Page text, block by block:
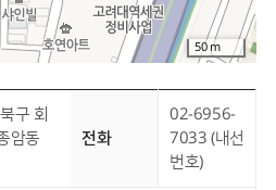
50 m
구 회
암동
전화
02-6956-
7033 (내선
번호)